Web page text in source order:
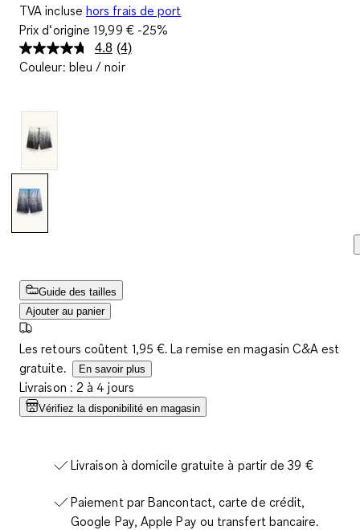
TVA incluse hors frais de port
Prix d‘origine19,99 €-25%
4.8 Lire
4
(4)
Couleur: bleu / noir
Guide des tailles
Ajouter au panier
Les retours coûtent 1,95 €. La remise en magasin C&A est
gratuite.
En savoir plus
Livraison : 2 à 4 jours
Vérifiez la disponibilité en magasin
Livraison à domicile gratuite à partir de 39 €
Paiement par Bancontact, carte de crédit,
Google Pay, Apple Pay ou transfert bancaire.